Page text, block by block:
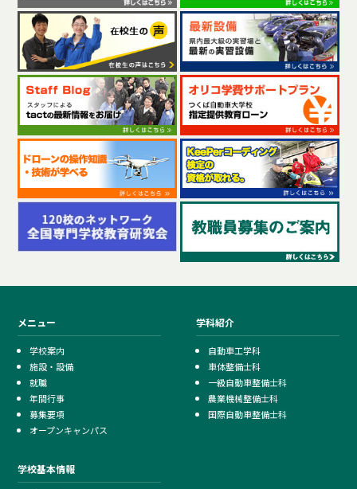
メニュー
学校案内
施設・設備
就職
年間行事
募集要項
オープンキャンパス
学科紹介
自動車工学科
車体整備士科
一級自動車整備士科
農業機械整備士科
国際自動車整備士科
学校基本情報